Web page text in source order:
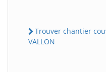
Trouver chantier
VALLON